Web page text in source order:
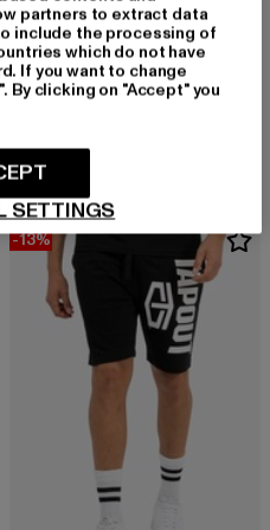
99,99 EUR
TAPOUT
21,89 EUR
Derzeitiger Preis: 21,89 EUR
29,99 EUR
-13%
partners to extract data
include the processing of
which do not have
If you want to change
clicking on "Accept" you
SETTINGS